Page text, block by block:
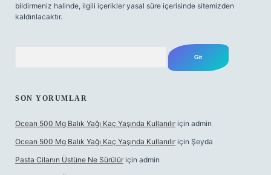
bildirmeniz halinde, ilgili içerikler yasal süre içerisinde sitemizden
kaldırılacaktır.
SON YORUMLAR
Ocean 500 Mg Balık Yağı Kaç Yaşında Kullanılır için admin
Ocean 500 Mg Balık Yağı Kaç Yaşında Kullanılır için Şeyda
Pasta Cilanın Üstüne Ne Sürülür için admin